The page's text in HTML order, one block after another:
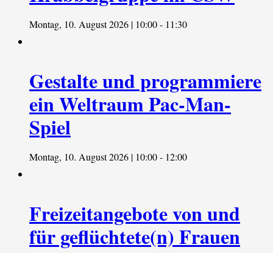
Montag, 10. August 2026 | 10:00- 11:30
Gestalte und programmiere
ein Weltraum Pac-Man-
Spiel
Montag, 10. August 2026 | 10:00- 12:00
Freizeitangebote von und
für geflüchtete(n) Frauen